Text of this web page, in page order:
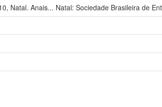
Natal. Anais... Natal: Sociedade Brasileira de